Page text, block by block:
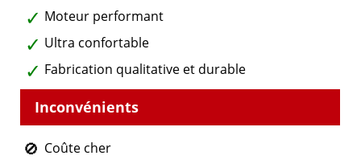
Moteur performant
Ultra confortable
Fabrication qualitative et durable
Coûte cher